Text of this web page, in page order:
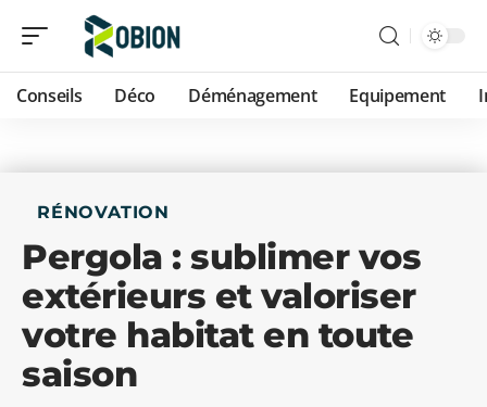
Conseils Déco Déménagement Equipement
RÉNOVATION
Pergola : sublimer vos
extérieurs et valoriser
votre habitat en toute
saison